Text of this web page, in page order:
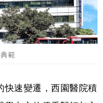
範
快速變遷，西園醫院積